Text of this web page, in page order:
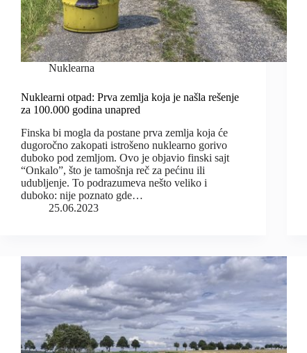
Nuklearna
Nuklearni otpad: Prva zemlja koja je našla rešenje
za 100.000 godina unapred
Finska bi mogla da postane prva zemlja koja će
dugoročno zakopati istrošeno nuklearno gorivo
duboko pod zemljom. Ovo je objavio finski sajt
“Onkalo”, što je tamošnja reč za pećinu ili
udubljenje. To podrazumeva nešto veliko i
duboko: nije poznato gde…
25.06.2023